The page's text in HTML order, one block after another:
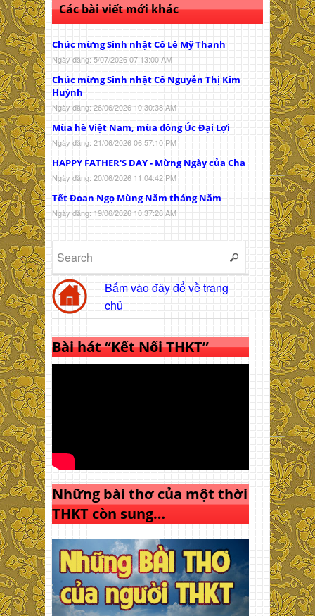
Các bài viết mới khác
Chúc mừng Sinh nhật Cô Lê Mỹ Thanh
Ngày đăng: 5/07/2026 07:13:00 AM
Chúc mừng Sinh nhật Cô Nguyễn Thị Kim
Huỳnh
Ngày đăng: 26/06/2026 10:30:38 AM
Mùa hè Việt Nam, mùa đông Úc Đại Lợi
Ngày đăng: 21/06/2026 06:57:10 PM
HAPPY FATHER'S DAY - Mừng Ngày của Cha
Ngày đăng: 20/06/2026 11:04:42 PM
Tết Đoan Ngọ Mùng Năm tháng Năm
Ngày đăng: 19/06/2026 10:37:26 AM
Bấm vào đây để về trang
chủ
Bài hát “Kết Nối THKT”
Những bài thơ của một thời
THKT còn sung…